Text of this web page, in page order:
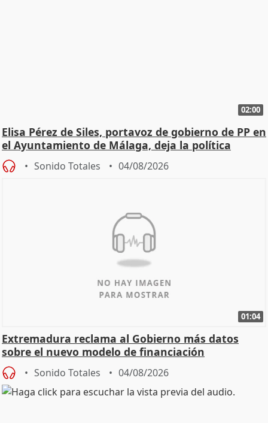
02:00
Elisa Pérez de Siles, portavoz de gobierno de PP en
el Ayuntamiento de Málaga, deja la política
Sonido Totales 04/08/2026
01:04
Extremadura reclama al Gobierno más datos
sobre el nuevo modelo de financiación
Sonido Totales 04/08/2026